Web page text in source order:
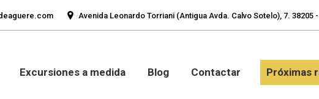
Avenida Leonardo Torriani (Antigua Avda. Calvo Sotelo), 7. 38205
Excursiones a medida Blog Contactar Próximas